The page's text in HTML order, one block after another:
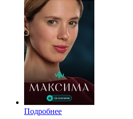
Подробнее